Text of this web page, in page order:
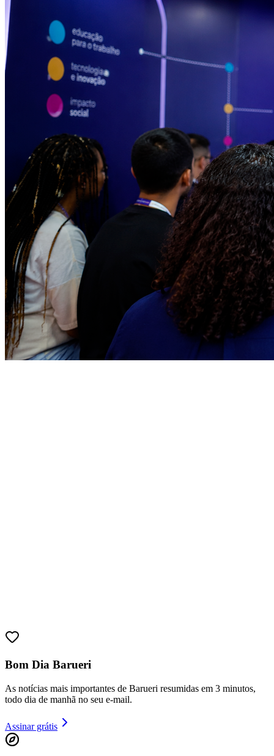
Fortaleza
Athletico-PR
Bragantino
Bom Dia Barueri
As notícias mais importantes de Barueri resumidas em 3 minutos,
todo dia de manhã no seu e-mail.
Assinar grátis